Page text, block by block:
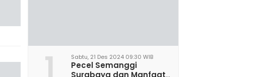
1 Sabtu, 21 Des 2024 09:30 WIB
Pecel Semanggi
Surabaya dan Manfaat